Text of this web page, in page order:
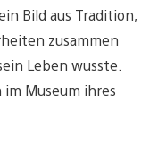
Bild aus Tradition,
zusammen
Leben wusste.
Museum ihres